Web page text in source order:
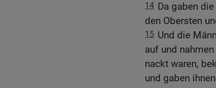
14 Da gaben
den Obersten
15 Und die
auf und
nackt waren,
und gaben